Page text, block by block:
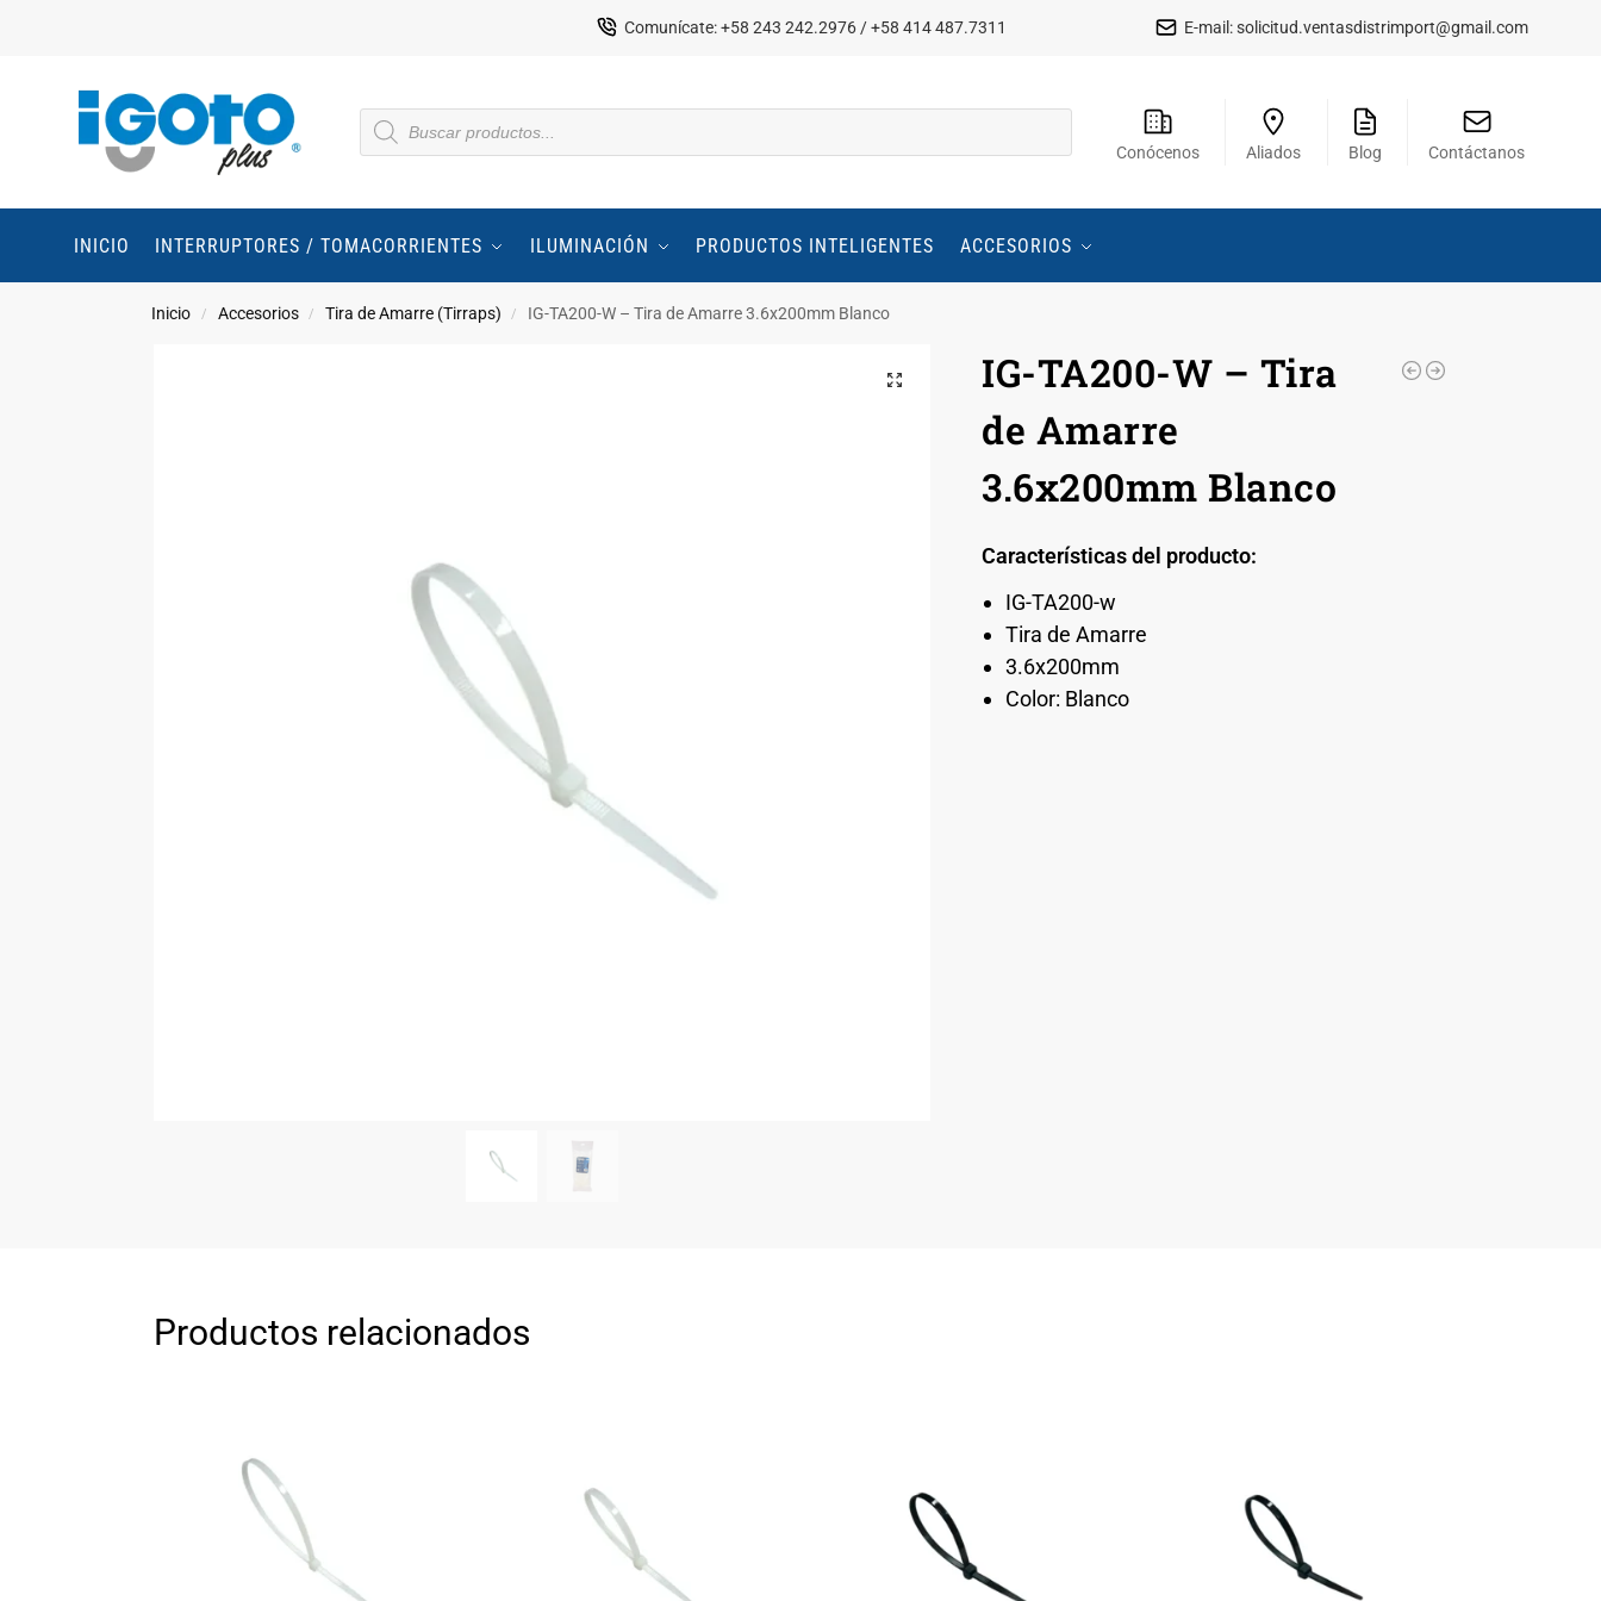
Comunícate: +58 243 242.2976 / +58 414 487.7311 E-mail:solicitud.ventasdistrimport@gmail.com
Conócenos Aliados Blog Contáctanos
INICIO INTERRUPTORES / TOMACORRIENTES ILUMINACIÓN PRODUCTOS INTELIGENTES ACCESORIOS
Inicio / Accesorios / Tira de Amarre (Tirraps) / IG-TA200-W – Tira de Amarre 3.6x200mm Blanco
IG-TA200-W – Tira
de Amarre
3.6x200mm Blanco
Características del producto:
IG-TA200-w
Tira de Amarre
3.6x200mm
Color: Blanco
Productos relacionados